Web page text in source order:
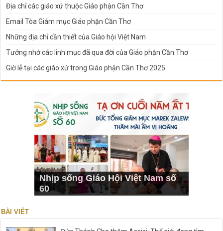
Địa chỉ các giáo xứ thuộc Giáo phận Cần Thơ
Email Tòa Giám mục Giáo phận Cần Thơ
Những địa chỉ cần thiết của Giáo hội Việt Nam
Tưởng nhớ các linh mục đã qua đời của Giáo phận Cần Thơ
Giờ lễ tại các giáo xứ trong Giáo phận Cần Thơ 2025
Nhịp sống Giáo Hội Việt Nam số
60
BÀI VIẾT